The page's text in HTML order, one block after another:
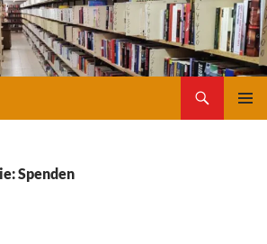
Spenden